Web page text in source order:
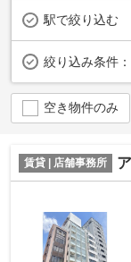
駅で絞り込む
絞り込み条件：
空き物件のみ
賃貸 | 店舗事務所 ア